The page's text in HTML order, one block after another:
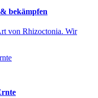
bekämpfen
von Rhizoctonia. Wir